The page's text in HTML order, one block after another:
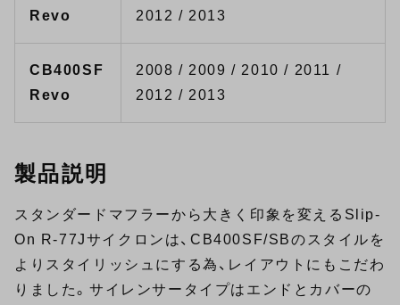
Revo
2012 / 2013
CB400SF
Revo
2008 / 2009 / 2010 / 2011 /
2012 / 2013
製品説明
スタンダードマフラーから大きく印象を変えるSlip-
On R-77Jサイクロンは、CB400SF/SBのスタイルを
よりスタイリッシュにする為、レイアウトにもこだわ
りました。サイレンサータイプはエンドとカバーの